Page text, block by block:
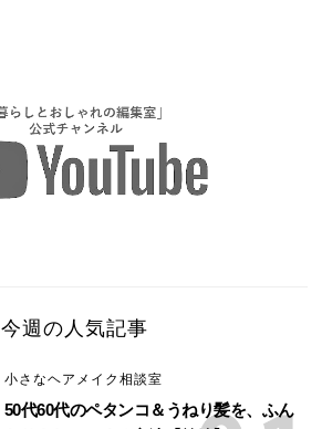
今週の人気記事
小さなヘアメイク相談室
50代60代のペタンコ＆うねり髪を、ふん